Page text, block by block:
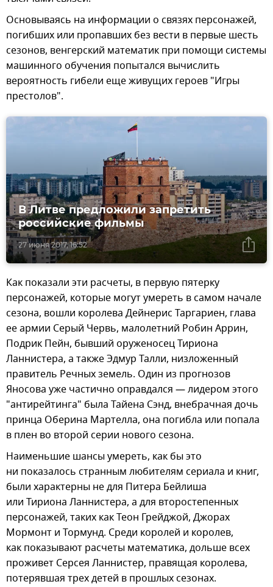
Основываясь на информации о связях персонажей,
погибших или пропавших без вести в первые шесть
сезонов, венгерский математик при помощи системы
машинного обучения попытался вычислить
вероятность гибели еще живущих героев "Игры
престолов".
27 июня 2017, 16:52
В Литве предложили запретить
российские фильмы
Как показали эти расчеты, в первую пятерку
персонажей, которые могут умереть в самом начале
сезона, вошли королева Дейнерис Таргариен, глава
ее армии Серый Червь, малолетний Робин Аррин,
Подрик Пейн, бывший оруженосец Тириона
Ланнистера, а также Эдмур Талли, низложенный
правитель Речных земель. Один из прогнозов
Яносова уже частично оправдался — лидером этого
"антирейтинга" была Тайена Сэнд, внебрачная дочь
принца Оберина Мартелла, она погибла или попала
в плен во второй серии нового сезона.
Наименьшие шансы умереть, как бы это
ни показалось странным любителям сериала и книг,
были характерны не для Питера Бейлиша
или Тириона Ланнистера, а для второстепенных
персонажей, таких как Теон Грейджой, Джорах
Мормонт и Тормунд. Среди королей и королев,
как показывают расчеты математика, дольше всех
проживет Серсея Ланнистер, правящая королева,
потерявшая трех детей в прошлых сезонах.